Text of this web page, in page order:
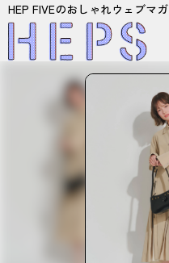
HEP FIVEのおしゃれウェブマ